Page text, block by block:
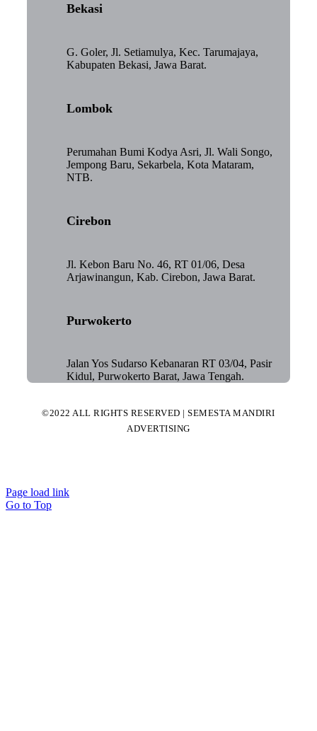
Bekasi
G. Goler, Jl. Setiamulya, Kec. Tarumajaya,
Kabupaten Bekasi, Jawa Barat.
Lombok
Perumahan Bumi Kodya Asri, Jl. Wali Songo,
Jempong Baru, Sekarbela, Kota Mataram,
NTB.
Cirebon
Jl. Kebon Baru No. 46, RT 01/06, Desa
Arjawinangun, Kab. Cirebon, Jawa Barat.
Purwokerto
Jalan Yos Sudarso Kebanaran RT 03/04, Pasir
Kidul, Purwokerto Barat, Jawa Tengah.
©2022 ALL RIGHTS RESERVED | SEMESTA MANDIRI
ADVERTISING
Page load link
Go to Top